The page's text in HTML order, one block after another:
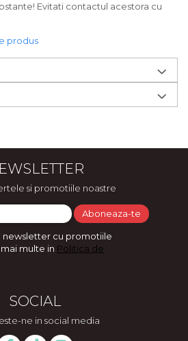
Evitati contactul acestora cu
produs
si promotiile noastre
newsletter cu promotiile
multe in Politica de
SOCIAL
ne in social media